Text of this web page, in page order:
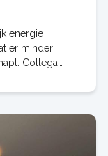
energie
er minder
Collega